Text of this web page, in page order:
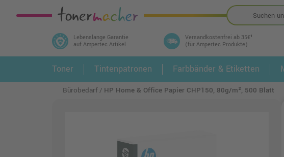
Lebenslange Garantie
auf Ampertec Artikel
Versandkostenfrei ab 35€¹
(für Ampertec Produkte)
In 3 einfachen Schritten ihr Druckermodell
und alle dazu passenden Artikel finden ➤ 1.
Toner Tintenpatronen Farbbänder & Etiketten
Bürobedarf HP Home & Office Papier CHP150, 80g/m², 500 Blatt